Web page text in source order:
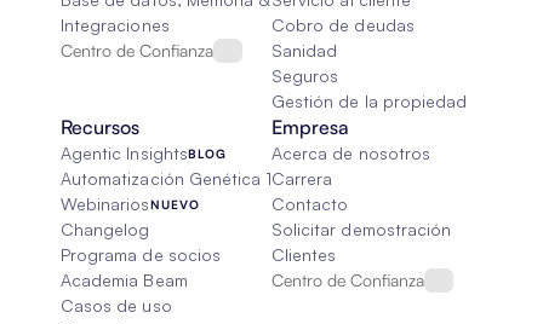
Integraciones
Centro de Confianza
Cobro de deudas
Sanidad
Seguros
Gestión de la propiedad
Recursos
Agentic InsightsBLOG
Automatización Genética 101
WebinariosNUEVO
Changelog
Programa de socios
Academia Beam
Casos de uso
Empresa
Acerca de nosotros
Carrera
Contacto
Solicitar demostración
Clientes
Centro de Confianza